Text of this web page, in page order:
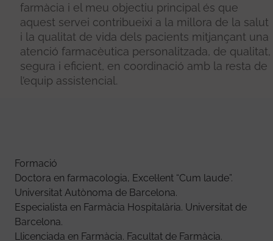
farmàcia i el meu objectiu principal és que
aquest servei contribueixi a la millora de la salut
i la qualitat de vida dels pacients mitjançant una
atenció farmacèutica personalitzada, de qualitat,
segura i eficient, en coordinació amb la resta de
l’equip assistencial.
Formació
Doctora en farmacologia, Excel·lent “Cum laude”.
Universitat Autònoma de Barcelona.
Especialista en Farmàcia Hospitalària. Universitat de
Barcelona.
Llicenciada en Farmàcia. Facultat de Farmàcia.